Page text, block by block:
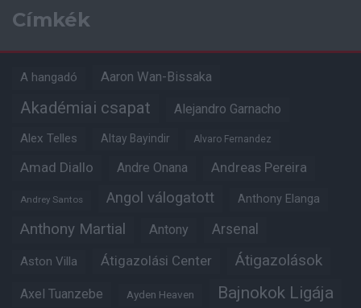
Címkék
A hangadó Aaron Wan-Bissaka
Akadémiai csapat Alejandro Garnacho
Alex Telles Altay Bayindir Alvaro Fernandez
Amad Diallo Andre Onana Andreas Pereira
Andrey Santos Angol válogatott Anthony Elanga
Anthony Martial Antony Arsenal
Aston Villa Átigazolási Center Átigazolások
Axel Tuanzebe Ayden Heaven Bajnokok Ligája